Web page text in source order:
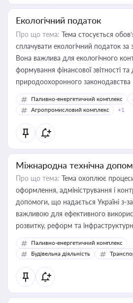
Екологічний податок
Про що тема: Тема стосується
сплачувати екологічний податок за
Вона важлива для екологічного
формування фінансової звітності
природоохоронного законодавства
Паливно-енергетичний комплекс
Агропромисловий комплекс
+1
Міжнародна технічна
Про що тема: Тема охоплює
оформлення, адміністрування і
допомоги, що надається Україні з-
важливою для ефективного
розвитку, реформ та
Паливно-енергетичний комплекс
Будівельна діяльність